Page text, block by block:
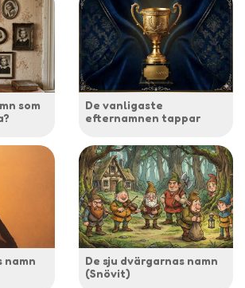
som
De vanligaste
efternamnen tappar
namn
De sju dvärgarnas namn
(Snövit)